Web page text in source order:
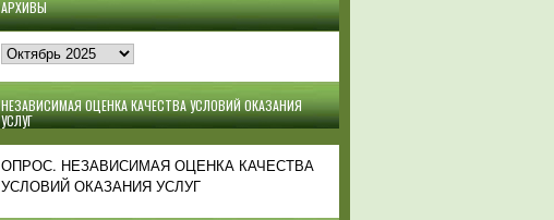
АРХИВЫ
Архивы
НЕЗАВИСИМАЯ ОЦЕНКА КАЧЕСТВА УСЛОВИЙ ОКАЗАНИЯ
УСЛУГ
ОПРОС. НЕЗАВИСИМАЯ ОЦЕНКА КАЧЕСТВА
УСЛОВИЙ ОКАЗАНИЯ УСЛУГ